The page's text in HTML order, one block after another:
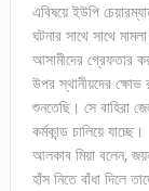
এবিষয়ে ইউপি
ঘটনার সাথে সাথে
আসামীদের গ্রেফতার
উপর স্থানীয়দের
শুনতেছি। সে বাহিরা
কর্মকান্ড চালিয়ে যাচ্ছে।
আলকাব মিয়া বলেন,
হাঁস নিতে বাঁধা দিলে